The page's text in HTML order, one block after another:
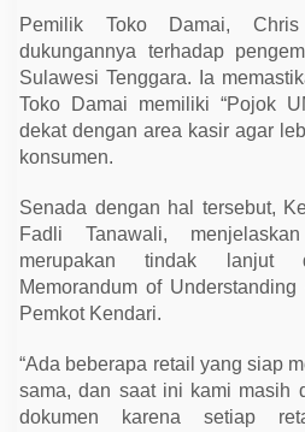
Pemilik Toko Damai, Chris
dukungannya terhadap
Sulawesi Tenggara. Ia
Toko Damai memiliki “Pojok
dekat dengan area kasir agar
konsumen.
Senada dengan hal tersebut,
Fadli Tanawali,
merupakan tindak lanjut
Memorandum of
Pemkot Kendari.
“Ada beberapa retail yang siap
sama, dan saat ini kami masih
dokumen karena setiap